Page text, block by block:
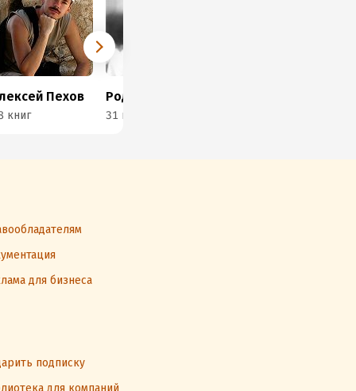
Пехов
книг 31 книга
для бизнеса
подписку
для компаний